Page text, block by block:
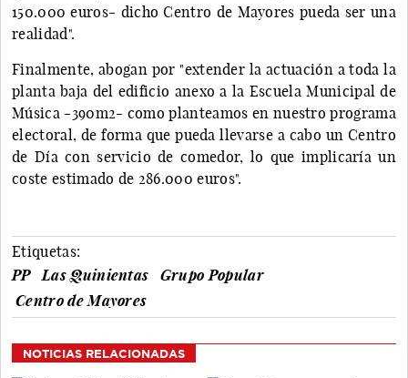
150.000 euros- dicho Centro de Mayores pueda ser una
realidad".
Finalmente, abogan por "extender la actuación a toda la
planta baja del edificio anexo a la Escuela Municipal de
Música -390m2- como planteamos en nuestro programa
electoral, de forma que pueda llevarse a cabo un Centro
de Día con servicio de comedor, lo que implicaría un
coste estimado de 286.000 euros".
Etiquetas:
PP
Las Quinientas
Grupo Popular
Centro de Mayores
NOTICIAS RELACIONADAS